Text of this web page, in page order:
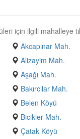
için ilgili mahalleye
Akcapınar Mah.
Alizayim Mah.
Aşağı Mah.
Bakırcılar Mah.
Belen Köyü
Bicikler Mah.
Çatak Köyü